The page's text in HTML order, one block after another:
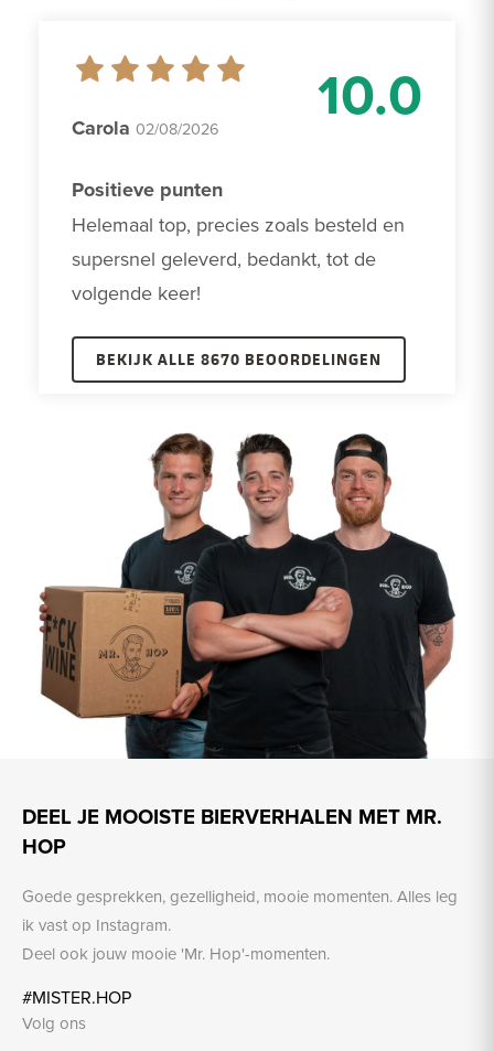
10.0
Carola 02/08/2026
Positieve punten
Helemaal top, precies zoals besteld en
supersnel geleverd, bedankt, tot de
volgende keer!
BEKIJK ALLE 8670 BEOORDELINGEN
DEEL JE MOOISTE BIERVERHALEN MET MR.
HOP
Goede gesprekken, gezelligheid, mooie momenten. Alles leg
ik vast op Instagram.
Deel ook jouw mooie 'Mr. Hop'-momenten.
#MISTER.HOP
Volg ons